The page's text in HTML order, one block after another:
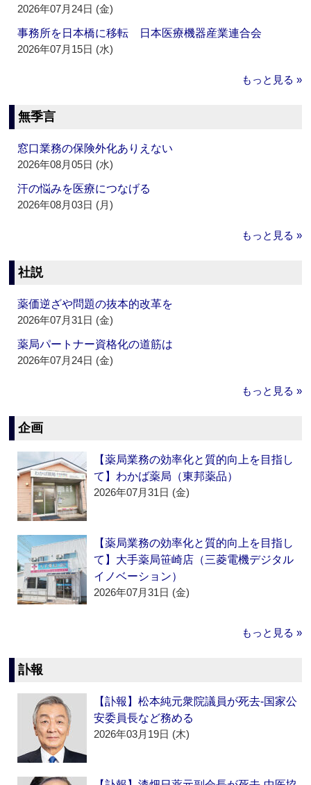
2026年07月24日 (金)
事務所を日本橋に移転 日本医療機器産業連合会
2026年07月15日 (水)
もっと見る »
無季言
窓口業務の保険外化ありえない
2026年08月05日 (水)
汗の悩みを医療につなげる
2026年08月03日 (月)
もっと見る »
社説
薬価逆ざや問題の抜本的改革を
2026年07月31日 (金)
薬局パートナー資格化の道筋は
2026年07月24日 (金)
もっと見る »
企画
【薬局業務の効率化と質的向上を目指し
て】わかば薬局（東邦薬品）
2026年07月31日 (金)
【薬局業務の効率化と質的向上を目指し
て】大手薬局笹崎店（三菱電機デジタル
イノベーション）
2026年07月31日 (金)
もっと見る »
訃報
【訃報】松本純元衆院議員が死去‐国家公
安委員長など務める
2026年03月19日 (木)